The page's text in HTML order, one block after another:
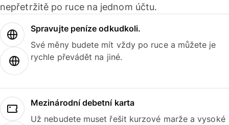
nepřetržitě po ruce na jednom účtu.
Spravujte peníze odkudkoli.
Své měny budete mít vždy po ruce a můžete je
rychle převádět na jiné.
Mezinárodní debetní karta
Už nebudete muset řešit kurzové marže a vysoké